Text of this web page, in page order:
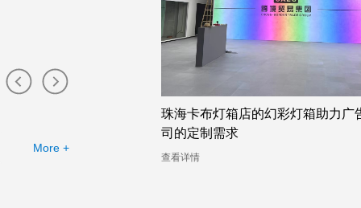
More +
珠海卡布灯箱店的幻彩灯箱助力广
司的定制需求
查看详情